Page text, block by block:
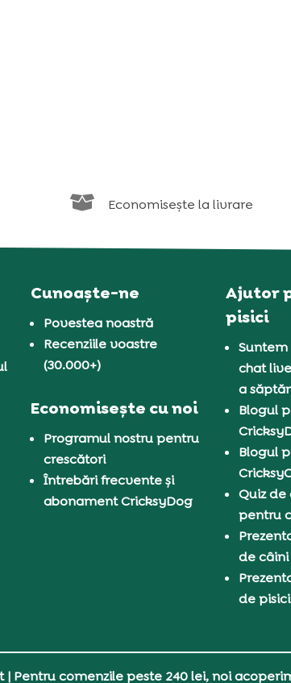
 Economisește la livrare
Cunoaște-ne
Povestea noastră
Recenziile voastre
(30.000+)
Economisește cu noi
Programul nostru pentru
crescători
Întrebări frecvente și
abonament CricksyDog
Ajutor
pisici
chat
a
Blogul
Blogul
Quiz
pentru
de câini
de pisici
| Pentru comenzile peste 240 lei, noi